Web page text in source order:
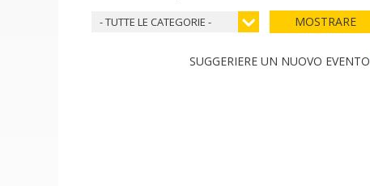
- TUTTE LE CATEGORIE - MOSTRARE
SUGGERIERE UN NUOVO EVENTO